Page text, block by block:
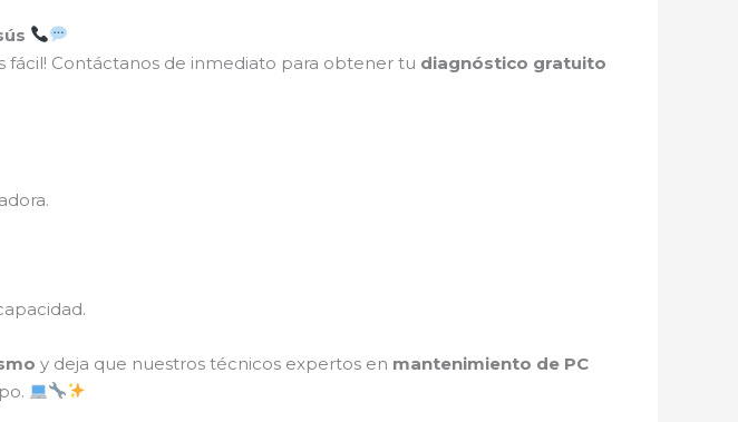
fácil! Contáctanos de inmediato para obtener tu diagnóstico gratuito
y deja que nuestros técnicos expertos en mantenimiento de PC